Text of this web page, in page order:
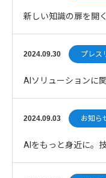
新しい知識の扉を開
せ
2024.09.30 プレス
AIソリューションに
について
2024.09.03 お知ら
AIをもっと身近に。